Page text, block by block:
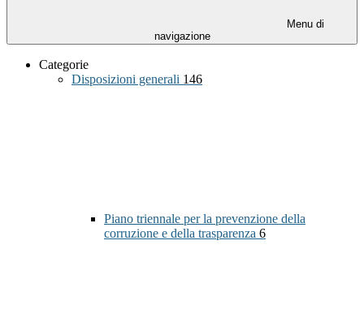
Menu di
navigazione
Categorie
Disposizioni generali 146
Piano triennale per la prevenzione della
corruzione e della trasparenza 6